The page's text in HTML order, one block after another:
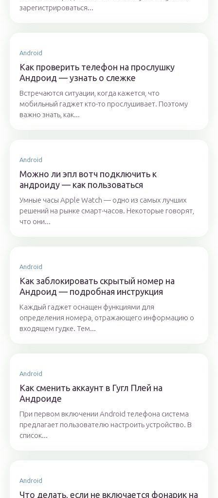
зарегистрироваться...
Android
Как проверить телефон на прослушку
Андроид — узнать о слежке
Встречаются ситуации, когда кажется, что
мобильный гаджет кто-то прослушивает. Поэтому
важно знать, как...
Android
Можно ли эпл вотч подключить к
андроиду — как пользоваться
Умные часы Apple Watch — одно из самых лучших
решений на рынке смарт-часов. Некоторые говорят,
что они...
Android
Как заблокировать скрытый номер на
Андроид — подробная инструкция
Каждый гаджет оснащен функциями для
определения номера, отражающего информацию о
входящем гудке. Тем...
Android
Как сменить аккаунт в Гугл Плей на
Андроиде
При первом включении Android телефона система
предлагает пользователю настроить устройство. В
список...
Android
Что делать, если не включается фонарик на